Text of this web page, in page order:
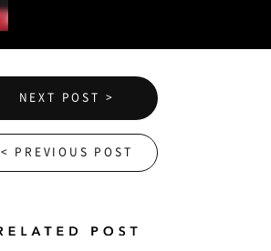
NEXT POST >
< PREVIOUS POST